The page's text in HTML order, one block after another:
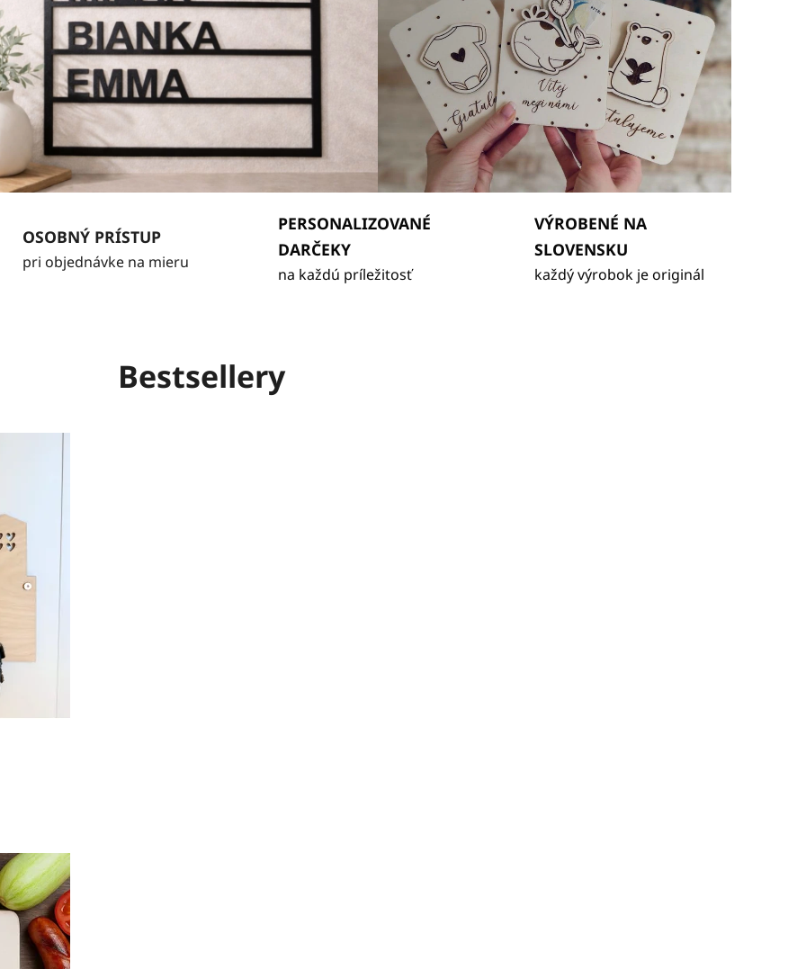
OSOBNÝ PRÍSTUP
pri objednávke na mieru
PERSONALIZOVANÉ
DARČEKY
na každú príležitosť
VÝROBENÉ NA
SLOVENSKU
každý výrobok je originál
Bestsellery